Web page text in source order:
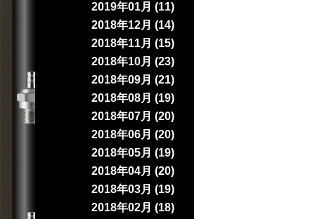
2019年01月 (11)
2018年12月 (14)
2018年11月 (15)
2018年10月 (23)
2018年09月 (21)
2018年08月 (19)
2018年07月 (20)
2018年06月 (20)
2018年05月 (19)
2018年04月 (20)
2018年03月 (19)
2018年02月 (18)